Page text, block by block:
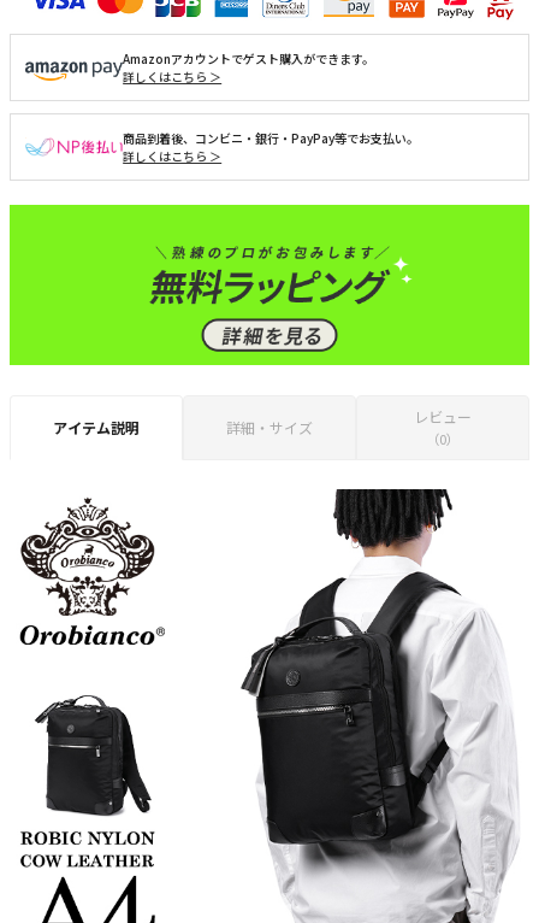
Amazonアカウントでゲスト購入ができます。
詳しくはこちら ＞
商品到着後、コンビニ・銀行・PayPay等でお支払い。
詳しくはこちら ＞
アイテム説明 詳細・サイズ
レビュー
（0）